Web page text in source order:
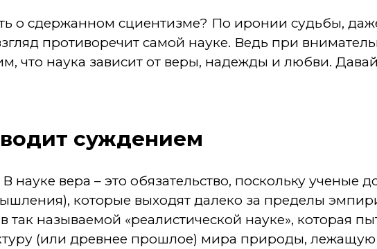
о сдержанном сциентизме? По иронии судьбы,
противоречит самой науке. Ведь при
что наука зависит от веры, надежды и любви.
суждением
науке вера – это обязательство, поскольку ученые
которые выходят далеко за пределы
так называемой «реалистической науке», которая
(или древнее прошлое) мира природы,